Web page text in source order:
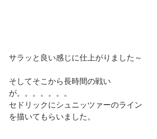
サラッと良い感じに仕上がりました～
そしてそこから長時間の戦い
が。。。。。。。
セドリックにシュニッツァーのライン
を描いてもらいました。